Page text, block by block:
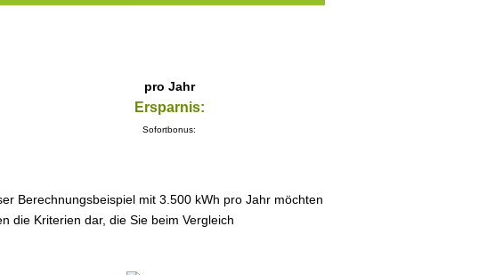
pro Jahr
Ersparnis:
Sofortbonus:
Berechnungsbeispiel mit 3.500 kWh pro Jahr möchten
die Kriterien dar, die Sie beim Vergleich